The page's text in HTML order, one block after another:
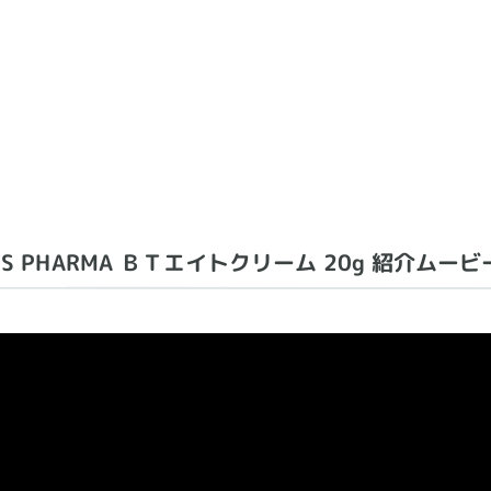
PHARMA ＢＴエイトクリーム 20g 紹介ムービ